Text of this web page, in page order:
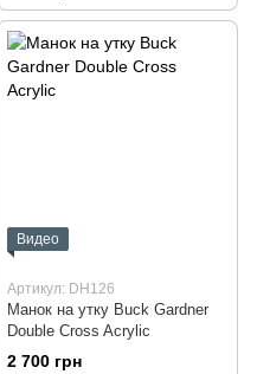
Видео
Артикул: DH126
Манок на утку Buck Gardner
Double Cross Acrylic
2 700 грн